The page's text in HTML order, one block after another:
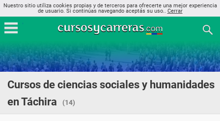
Nuestro sitio utiliza cookies propias y de terceros para ofrecerte una mejor experiencia
de usuario. Si continúas navegando aceptás su uso.. Cerrar
Cursos de ciencias sociales y humanidades
en Táchira
(14)